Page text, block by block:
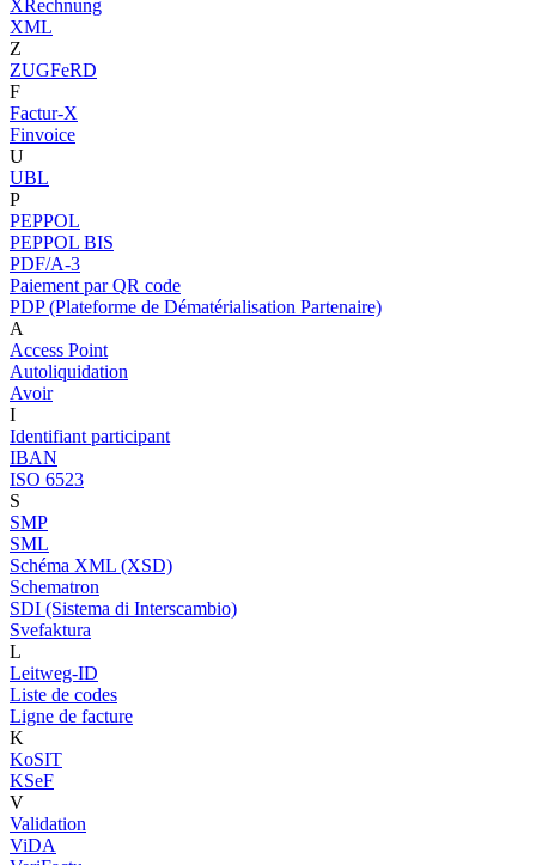
XRechnung
XML
Z
ZUGFeRD
F
Factur-X
Finvoice
U
UBL
P
PEPPOL
PEPPOL BIS
PDF/A-3
Paiement par QR code
PDP (Plateforme de Dématérialisation Partenaire)
A
Access Point
Autoliquidation
Avoir
I
Identifiant participant
IBAN
ISO 6523
S
SMP
SML
Schéma XML (XSD)
Schematron
SDI (Sistema di Interscambio)
Svefaktura
L
Leitweg-ID
Liste de codes
Ligne de facture
K
KoSIT
KSeF
V
Validation
ViDA